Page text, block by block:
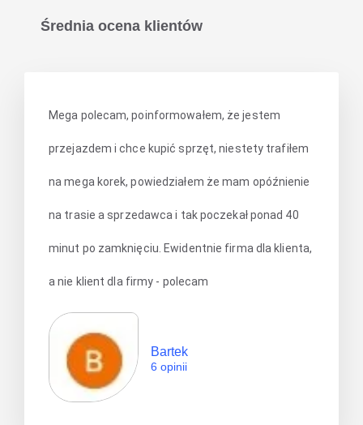
Średnia ocena klientów
Mega polecam, poinformowałem, że jestem
przejazdem i chce kupić sprzęt, niestety trafiłem
na mega korek, powiedziałem że mam opóźnienie
na trasie a sprzedawca i tak poczekał ponad 40
minut po zamknięciu. Ewidentnie firma dla klienta,
a nie klient dla firmy - polecam
Bartek
6 opinii